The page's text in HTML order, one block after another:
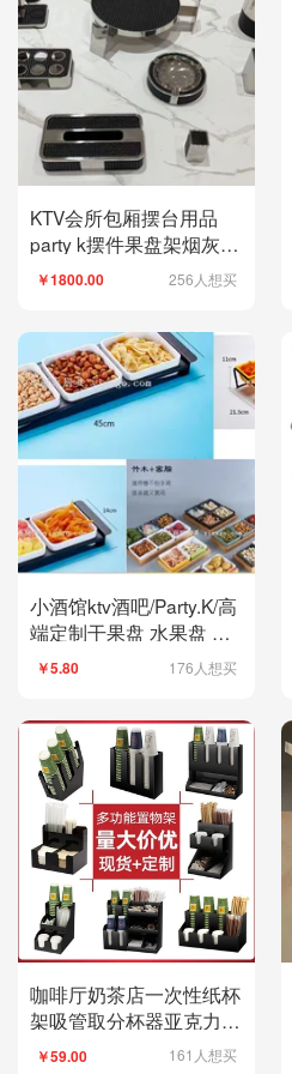
KTV会所包厢摆台用品
party k摆件果盘架烟灰缸
纸巾盒
￥1800.00 256人想买
小酒馆ktv酒吧/Party.K/高
端定制干果盘 水果盘 小
吃蝶 分格果盘
￥5.80 176人想买
咖啡厅奶茶店一次性纸杯
架吸管取分杯器亚克力吧
台收纳架外带杯架
￥59.00 161人想买